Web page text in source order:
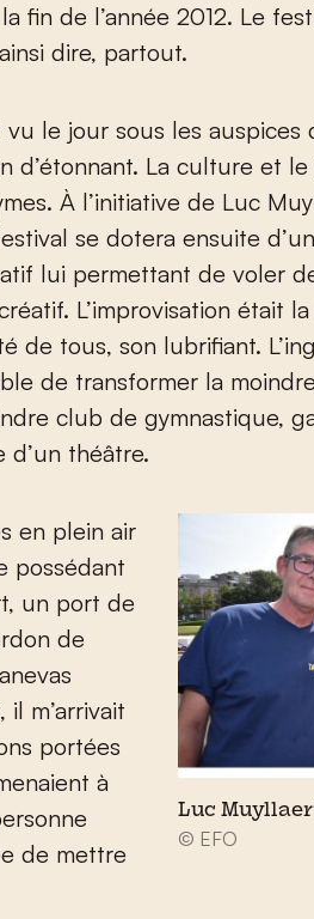
fin de l’année 2012. Le
dire, partout.
le jour sous les auspices
d’étonnant. La culture et
À l’initiative de Luc
se dotera ensuite
lui permettant de voler
L’improvisation était
de tous, son lubrifiant.
de transformer la
club de gymnastique,
théâtre.
Luc
© EFO
en plein air
possédant
un port de
de
m’arrivait
portées
à
de mettre